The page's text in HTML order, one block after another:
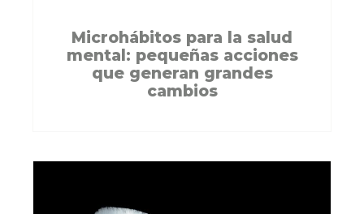
Microhábitos para la salud
mental: pequeñas acciones
que generan grandes
cambios